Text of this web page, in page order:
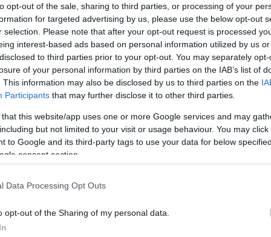
opt-out of the sale, sharing to third parties, or processing of your
for targeted advertising by us, please use the below opt-out
selection. Please note that after your opt-out request is processed
interest-based ads based on personal information utilized by us
to third parties prior to your opt-out. You may separately
of your personal information by third parties on the IAB’s list of
This information may also be disclosed by us to third parties on the
Participants that may further disclose it to other third parties.
that this website/app uses one or more Google services and may
but not limited to your visit or usage behaviour. You may
to Google and its third-party tags to use your data for below
consent section.
Data Processing Opt Outs
opt-out of the Sharing of my personal data.
még úgy fogalmazott, hogy "túl hosszú ideje
ami nagyszerű lett volna a számukra, most
árát".
nevezte, hogy a hétfőn lezuhant, Apache-
járőrhelikopter kéttagú legénysége túlélte azt,
drón az ománi partok közelében. Az
drón "a két pilóta között" csapódott a járműbe,
aminek köszönhetően a helikopter a vízbe
egy távirányítású "vízi drón" segítségével
két óra elteltével.